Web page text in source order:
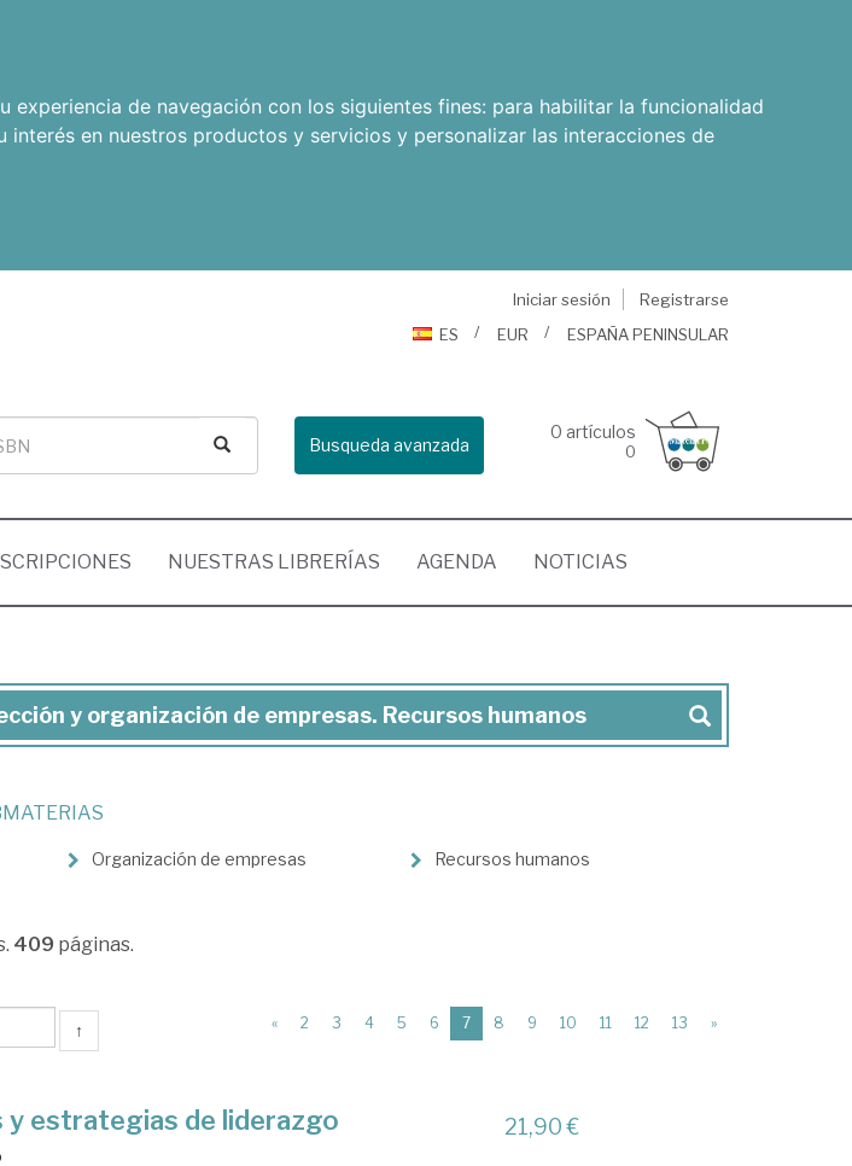
de navegación con los siguientes fines: para habilitar la funcionalidad
interés en nuestros productos y servicios y personalizar las interacciones de
Iniciar sesión
Registrarse
ES
EUR ESPAÑA PENINSULAR
Busqueda avanzada
0 artículos
0
NUESTRAS LIBRERÍAS AGENDA NOTICIAS
y organización de empresas. Recursos humanos
Organización de empresas Recursos humanos
409 páginas.
↑ « 2 3 4 5 6 7(current)
8 9 10 11 12 13 »
y estrategias de liderazgo 21,90 €